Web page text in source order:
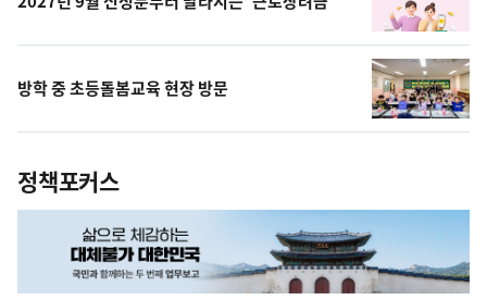
방학 중 초등돌봄교육 현장 방문
정책포커스